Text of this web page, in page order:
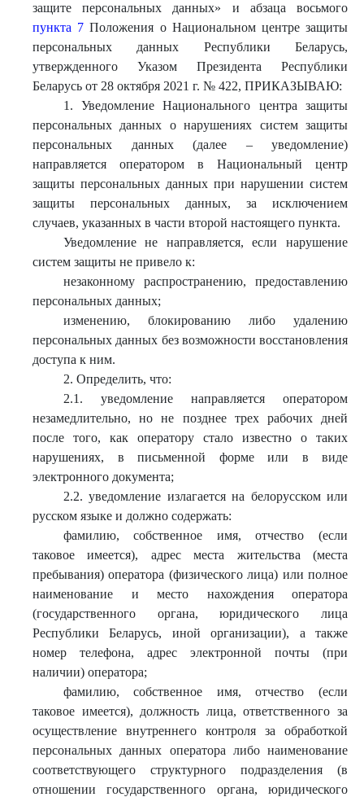
защите персональных данных» и абзаца восьмого
пункта 7 Положения о Национальном центре защиты
персональных данных Республики Беларусь,
утвержденного Указом Президента Республики
Беларусь от 28 октября 2021 г. № 422, ПРИКАЗЫВАЮ:
1. Уведомление Национального центра защиты
персональных данных о нарушениях систем защиты
персональных данных (далее – уведомление)
направляется оператором в Национальный центр
защиты персональных данных при нарушении систем
защиты персональных данных, за исключением
случаев, указанных в части второй настоящего пункта.
Уведомление не направляется, если нарушение
систем защиты не привело к:
незаконному распространению, предоставлению
персональных данных;
изменению, блокированию либо удалению
персональных данных без возможности восстановления
доступа к ним.
2. Определить, что:
2.1. уведомление направляется оператором
незамедлительно, но не позднее трех рабочих дней
после того, как оператору стало известно о таких
нарушениях, в письменной форме или в виде
электронного документа;
2.2. уведомление излагается на белорусском или
русском языке и должно содержать:
фамилию, собственное имя, отчество (если
таковое имеется), адрес места жительства (места
пребывания) оператора (физического лица) или полное
наименование и место нахождения оператора
(государственного органа, юридического лица
Республики Беларусь, иной организации), а также
номер телефона, адрес электронной почты (при
наличии) оператора;
фамилию, собственное имя, отчество (если
таковое имеется), должность лица, ответственного за
осуществление внутреннего контроля за обработкой
персональных данных оператора либо наименование
соответствующего структурного подразделения (в
отношении государственного органа, юридического